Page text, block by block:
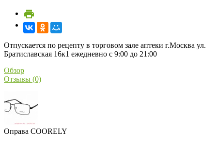
Отпускается по рецепту в торговом зале аптеки г.Москва ул.
Братиславская 16к1 ежедневно с 9:00 до 21:00
Обзор
Отзывы (0)
Оправа COORELY